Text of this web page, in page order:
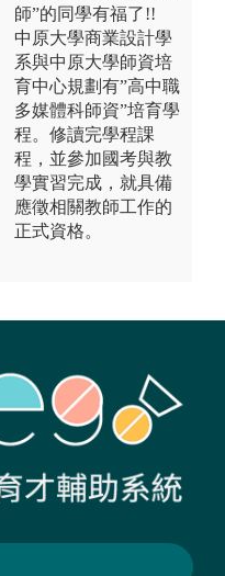
師”的同學有福了!!
中原大學商業設計學
系與中原大學師資培
育中心規劃有”高中職
多媒體科師資”培育學
程。修讀完學程課
程，並參加國考與教
學實習完成，就具備
應徵相關教師工作的
正式資格。